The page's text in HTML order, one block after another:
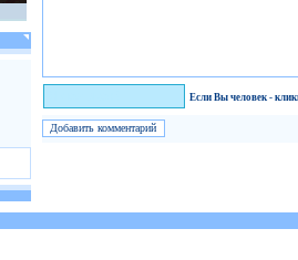
Если Вы человек -